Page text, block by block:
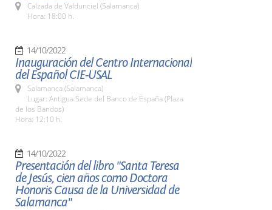
Calzada de Valdunciel (Salamanca)
Hora: 18:00 h.
14/10/2022
Inauguración del Centro Internacional
del Español CIE-USAL
Salamanca (Salamanca)
Lugar: Antigua Sede del Banco de España (Plaza
de los Bandos)
Hora: 12:10 h.
14/10/2022
Presentación del libro "Santa Teresa
de Jesús, cien años como Doctora
Honoris Causa de la Universidad de
Salamanca"